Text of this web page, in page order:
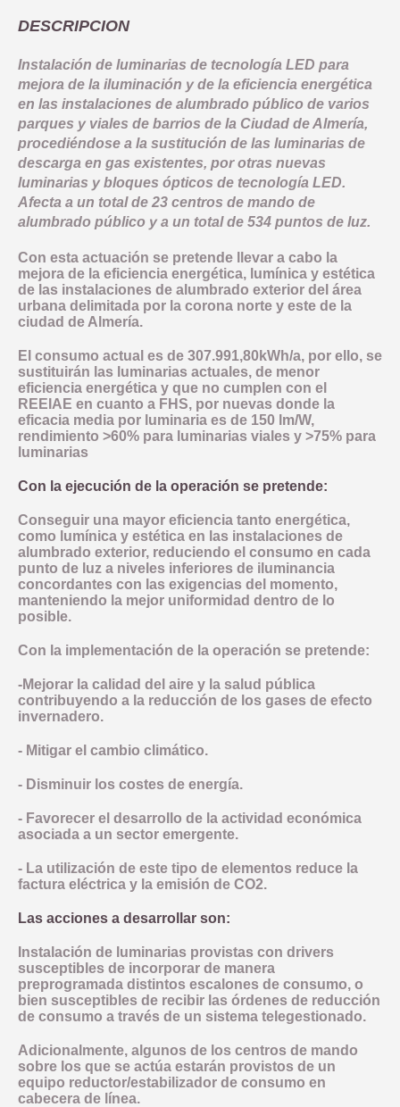
DESCRIPCION
Instalación de luminarias de tecnología LED para
mejora de la iluminación y de la eficiencia energética
en las instalaciones de alumbrado público de varios
parques y viales de barrios de la Ciudad de Almería,
procediéndose a la sustitución de las luminarias de
descarga en gas existentes, por otras nuevas
luminarias y bloques ópticos de tecnología LED.
Afecta a un total de 23 centros de mando de
alumbrado público y a un total de 534 puntos de luz.
Con esta actuación se pretende llevar a cabo la
mejora de la eficiencia energética, lumínica y estética
de las instalaciones de alumbrado exterior del área
urbana delimitada por la corona norte y este de la
ciudad de Almería.
El consumo actual es de 307.991,80kWh/a, por ello, se
sustituirán las luminarias actuales, de menor
eficiencia energética y que no cumplen con el
REEIAE en cuanto a FHS, por nuevas donde la
eficacia media por luminaria es de 150 lm/W,
rendimiento >60% para luminarias viales y >75% para
luminarias
Con la ejecución de la operación se pretende:
Conseguir una mayor eficiencia tanto energética,
como lumínica y estética en las instalaciones de
alumbrado exterior, reduciendo el consumo en cada
punto de luz a niveles inferiores de iluminancia
concordantes con las exigencias del momento,
manteniendo la mejor uniformidad dentro de lo
posible.
Con la implementación de la operación se pretende:
-Mejorar la calidad del aire y la salud pública
contribuyendo a la reducción de los gases de efecto
invernadero.
- Mitigar el cambio climático.
- Disminuir los costes de energía.
- Favorecer el desarrollo de la actividad económica
asociada a un sector emergente.
- La utilización de este tipo de elementos reduce la
factura eléctrica y la emisión de CO2.
Las acciones a desarrollar son:
Instalación de luminarias provistas con drivers
susceptibles de incorporar de manera
preprogramada distintos escalones de consumo, o
bien susceptibles de recibir las órdenes de reducción
de consumo a través de un sistema telegestionado.
Adicionalmente, algunos de los centros de mando
sobre los que se actúa estarán provistos de un
equipo reductor/estabilizador de consumo en
cabecera de línea.